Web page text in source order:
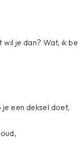
wil je dan? Wat, ik
een deksel doet,